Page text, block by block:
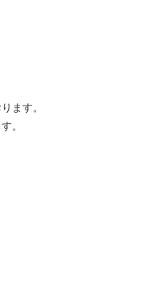
ます。
。